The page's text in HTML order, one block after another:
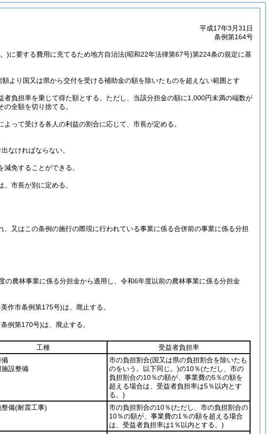
平成17年3月31日
条例第164号
)に要する費用に充てるため地方自治法(昭和22年法律第67号)第224条の規定に基
額より国又は県から交付を受ける補助金の額を除いたものを超えない範囲とす
者負担率を乗じて得た額とする。 ただし、当該分担金の額に1,000円未満の端数が
全額を切り捨てる。
って受ける各人の利益の割合に応じて、市長が定める。
なければならない。
免することができる。
市長が別に定める。
又はこの条例の施行の際現に行われている事業に係る合併前の事業に係る分担
農林事業に係る分担金から適用し、令和6年度以前の農林事業に係る分担金
作市条例第175号)は、廃止する。
例第170号)は、廃止する。
工種
受益者負担率
備
施設整備
市の負担割合(国又は県の負担割合を除いたも
のをいう。以下同じ。)の10％(ただし、市の
負担割合の10％の額が、事業費の5％の額を
超える場合は、受益者負担率は5％以内とす
る。)
整備(耐震工事) 市の負担割合の10％(ただし、市の負担割合の
10％の額が、事業費の1％の額を超える場合
は、受益者負担率は1％以内とする。)